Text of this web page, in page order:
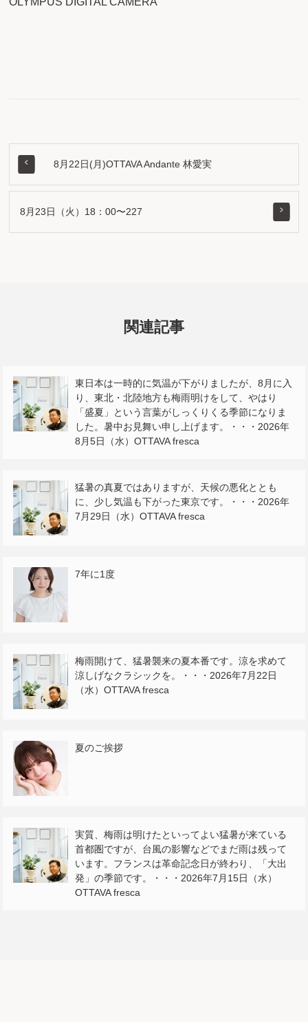
8月22日(月)OTTAVA Andante 林愛実
8月23日（火）18：00〜227
関連記事
東日本は一時的に気温が下がりましたが、8月に入
り、東北・北陸地方も梅雨明けをして、やはり
「盛夏」という言葉がしっくりくる季節になりま
した。暑中お見舞い申し上げます。・・・2026年
8月5日（水）OTTAVA fresca
猛暑の真夏ではありますが、天候の悪化ととも
に、少し気温も下がった東京です。・・・2026年
7月29日（水）OTTAVA fresca
7年に1度
梅雨開けて、猛暑襲来の夏本番です。涼を求めて
涼しげなクラシックを。・・・2026年7月22日
（水）OTTAVA fresca
夏のご挨拶
実質、梅雨は明けたといってよい猛暑が来ている
首都圏ですが、台風の影響などでまだ雨は残って
います。フランスは革命記念日が終わり、「大出
発」の季節です。・・・2026年7月15日（水）
OTTAVA fresca